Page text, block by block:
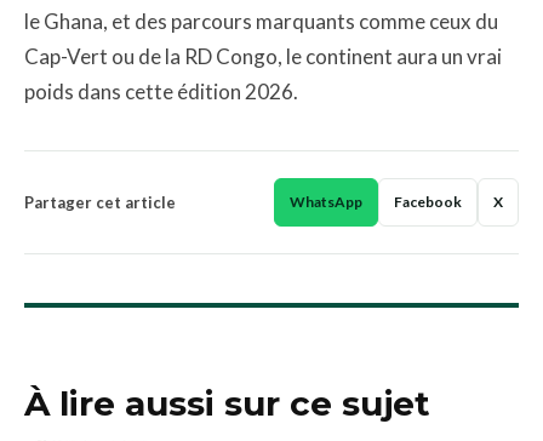
le Ghana, et des parcours marquants comme ceux du
Cap-Vert ou de la RD Congo, le continent aura un vrai
poids dans cette édition 2026.
Partager cet article WhatsApp Facebook X
À lire aussi sur ce sujet